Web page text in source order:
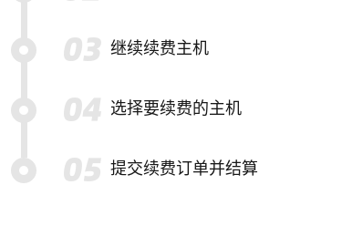
继续续费主机
选择要续费的主机
提交续费订单并结算